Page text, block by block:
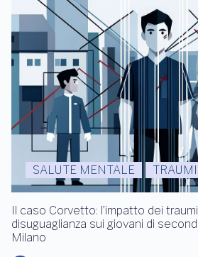
SALUTE MENTALE TRAUMI
Il caso Corvetto: l’impatto dei
disuguaglianza sui giovani di
Milano